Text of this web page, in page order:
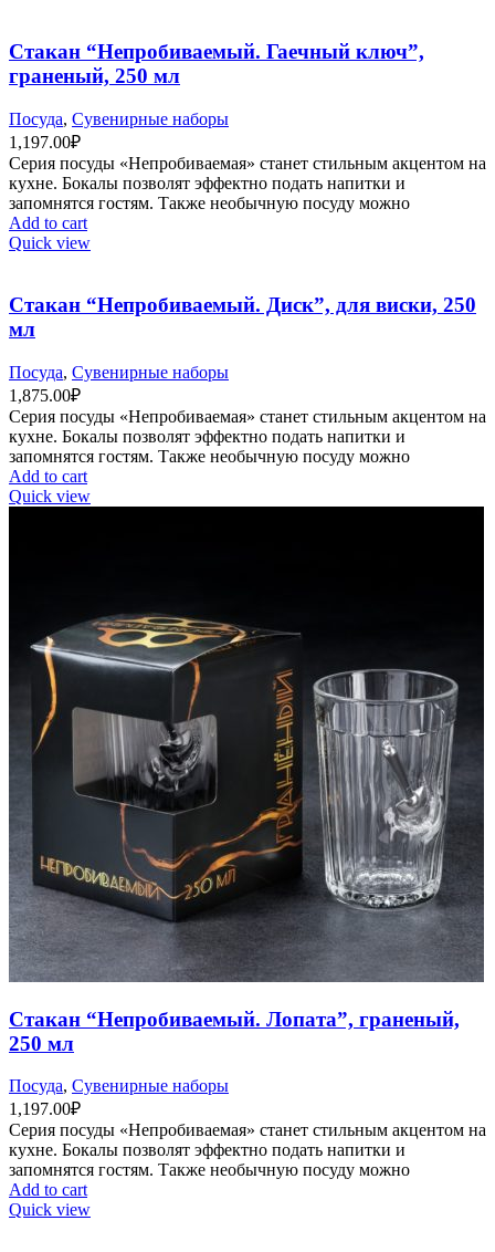
Стакан “Непробиваемый. Гаечный ключ”,
граненый, 250 мл
Посуда, Сувенирные наборы
1,197.00₽
Серия посуды «Непробиваемая» станет стильным акцентом на
кухне. Бокалы позволят эффектно подать напитки и
запомнятся гостям. Также необычную посуду можно
Add to cart
Quick view
Стакан “Непробиваемый. Диск”, для виски, 250
мл
Посуда, Сувенирные наборы
1,875.00₽
Серия посуды «Непробиваемая» станет стильным акцентом на
кухне. Бокалы позволят эффектно подать напитки и
запомнятся гостям. Также необычную посуду можно
Add to cart
Quick view
Стакан “Непробиваемый. Лопата”, граненый,
250 мл
Посуда, Сувенирные наборы
1,197.00₽
Серия посуды «Непробиваемая» станет стильным акцентом на
кухне. Бокалы позволят эффектно подать напитки и
запомнятся гостям. Также необычную посуду можно
Add to cart
Quick view